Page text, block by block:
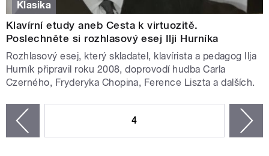
Klasika
Klavírní etudy aneb Cesta k virtuozitě.
Poslechněte si rozhlasový esej Ilji Hurníka
Rozhlasový esej, který skladatel, klavírista a pedagog Ilja
Hurník připravil roku 2008, doprovodí hudba Carla
Czerného, Fryderyka Chopina, Ference Liszta a dalších.
4